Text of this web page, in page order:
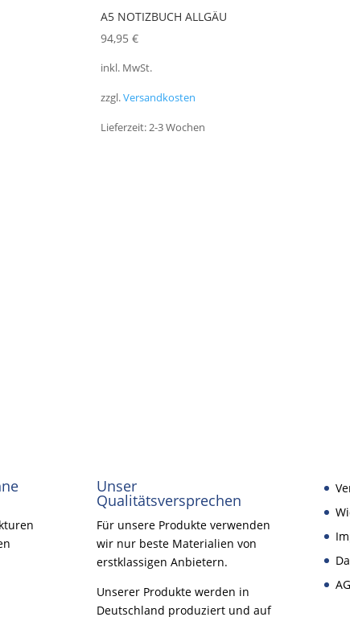
A5 NOTIZBUCH ALLGÄU
94,95 €
inkl. MwSt.
zzgl.Versandkosten
Lieferzeit:2-3 Wochen
Unser
Qualitätsversprechen
Für unsere Produkte verwenden
wir nur beste Materialien von
erstklassigen Anbietern.
Unserer Produkte werden in
Deutschland produziert und auf